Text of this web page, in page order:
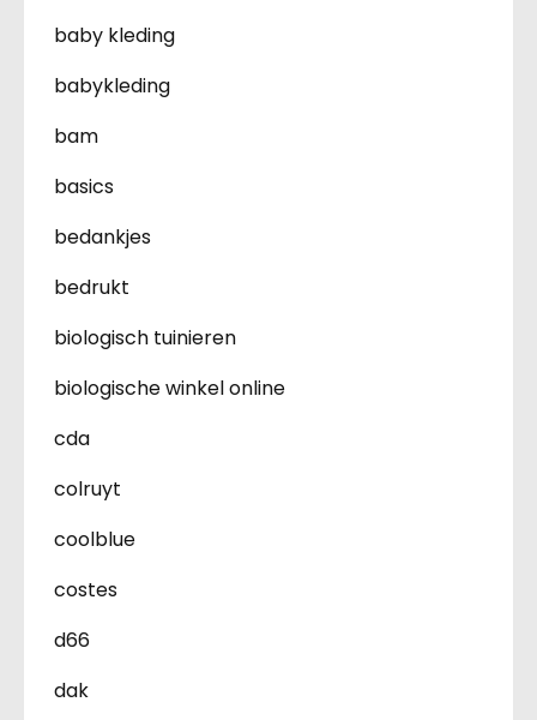
baby kleding
babykleding
bam
basics
bedankjes
bedrukt
biologisch tuinieren
biologische winkel online
cda
colruyt
coolblue
costes
d66
dak